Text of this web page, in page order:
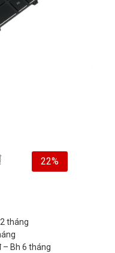
22%
tháng
Bh 6 tháng